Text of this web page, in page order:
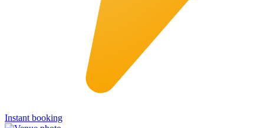
Instant booking